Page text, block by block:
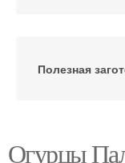
Полезная
Папоротник на
Огурцы